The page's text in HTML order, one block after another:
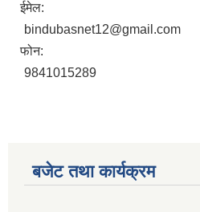
ईमेल:
bindubasnet12@gmail.com
फोन:
9841015289
बजेट तथा कार्यक्रम